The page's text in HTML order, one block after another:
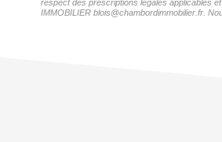
respect des prescriptions légales applicables
IMMOBILIER blois@chambordimmobilier.fr.